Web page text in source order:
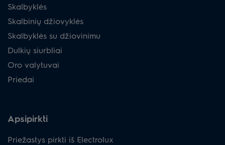
Skalbyklės
Skalbinių džiovyklės
Skalbyklės su džiovinimu
Dulkių siurbliai
Oro valytuvai
Priedai
Apsipirkti
Priežastys pirkti iš Electrolux